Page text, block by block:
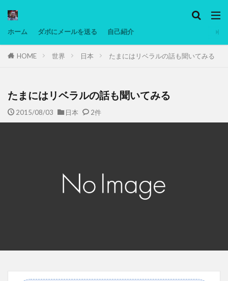
ホーム ダボにメールを送る 自己紹介
HOME 世界 日本 たまにはリベラルの話も聞いてみる
たまにはリベラルの話も聞いてみる
2015/08/03 日本 2件
タグ
低温調理・スロークッカー
低糖質ダイエット